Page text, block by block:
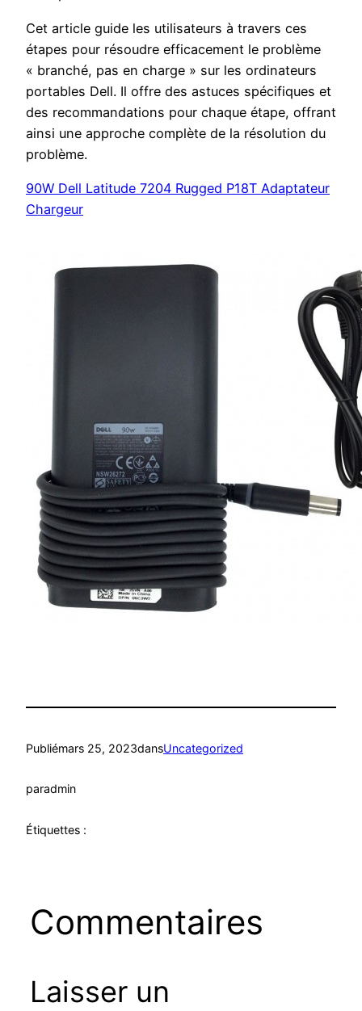
Cet article guide les utilisateurs à travers ces
étapes pour résoudre efficacement le problème
« branché, pas en charge » sur les ordinateurs
portables Dell. Il offre des astuces spécifiques et
des recommandations pour chaque étape, offrant
ainsi une approche complète de la résolution du
problème.
90W Dell Latitude 7204 Rugged P18T Adaptateur
Chargeur
Publiémars 25, 2023dansUncategorized
paradmin
Étiquettes :
Commentaires
Laisser un